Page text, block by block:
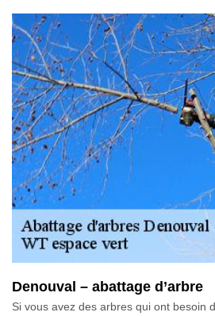
Denouval – abattage d’arbre
Si vous avez des arbres qui ont besoin